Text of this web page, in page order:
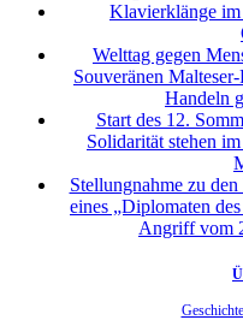
Klavierklänge
Welttag gegen
Souveränen
Handeln
Start des 12.
Solidarität stehen
Stellungnahme zu
eines „Diplomaten
Angriff vom